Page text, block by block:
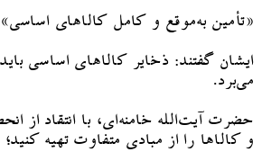
«تأمین به‌موقع و کامل کالاهای
ایشان گفتند: ذخایر کالاهای اساسی
می‌برد.
حضرت آیت‌الله خامنه‌ای، با انتقاد از
و کالاها را از مبادی متفاوت تهیه